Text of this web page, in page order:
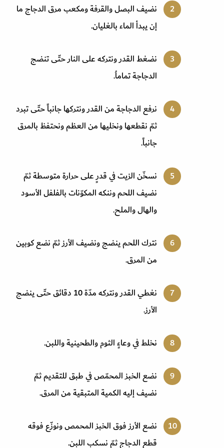
نضيف البصل والقرفة ومكعب مرق الدجاج ما
إن يبدأ الماء بالغليان.
نضغط القدر ونتركه على النار حتّى تنضج
الدجاجة تماماُ.
نرفع الدجاجة من القدر ونتركها جانباً حتّى تبرد
ثمّ نقطعها ونخليها من العظم ونحتفظ بالمرق
جانباً.
نسخّن الزيت في قدرٍ على حرارة متوسطة ثمّ
نضيف اللحم وننكه المكوّنات بالفلفل الأسود
والهال والملح.
نترك اللحم ينضج ونضيف الأرز ثمّ نضع كوبين
من المرق.
نغطي القدر ونتركه مدّة 10 دقائق حتّى ينضج
الأرز.
نخلط في وعاءٍ الثوم والطحينية واللبن.
نضع الخبز المحمّص في طبق للتقديم ثمّ
نضيف إليه الكمية المتبقية من المرق.
نضع الأرز فوق الخبز المحمص ونوزّع فوقه
قطع الدجاج ثمّ نسكب اللبن.